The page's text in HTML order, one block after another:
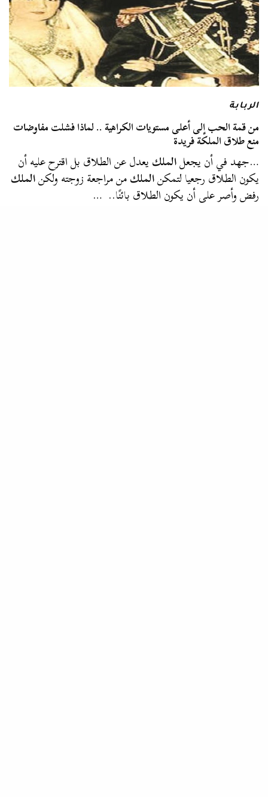
الربابة
من قمة الحب إلى أعلى مستويات الكراهية .. لماذا فشلت مفاوضات
منع طلاق الملكة فريدة
…جهد في أن يجعلالملكيعدل عن الطلاق بل اقترح عليه أن
يكون الطلاق رجعيا لتمكنالملكمن مراجعة زوجته ولكنالملك
رفض وأصر على أن يكون الطلاق بائنًا.. …